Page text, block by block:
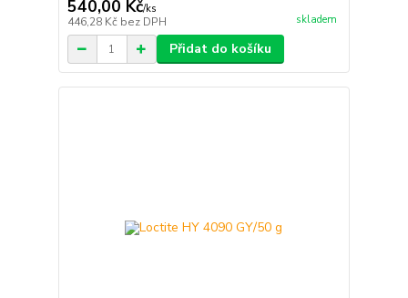
540,00 Kč/ks
446,28 Kč bez DPH skladem
Přidat do košíku